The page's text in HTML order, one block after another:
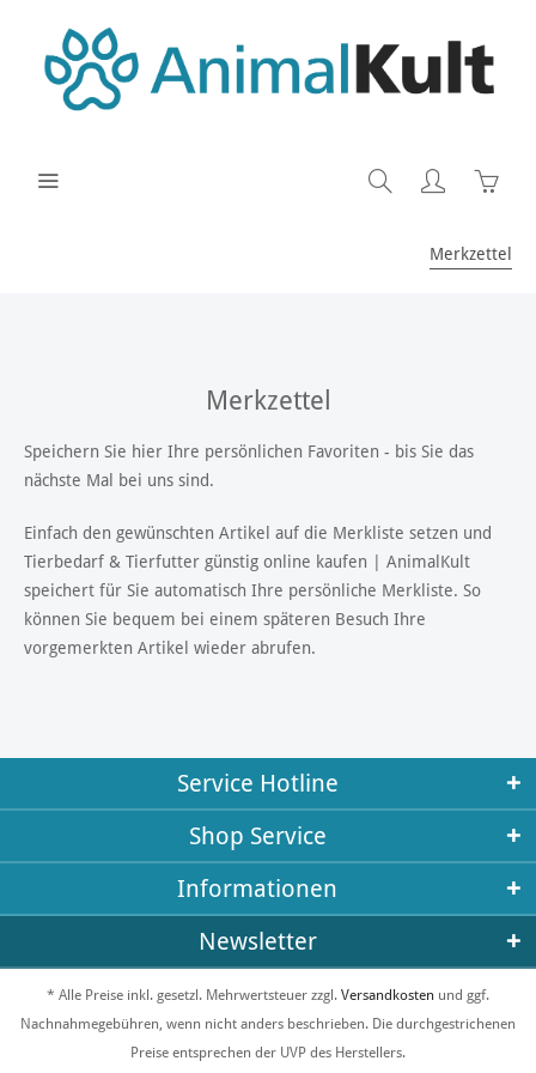
Merkzettel
Merkzettel
Speichern Sie hier Ihre persönlichen Favoriten - bis Sie das
nächste Mal bei uns sind.
Einfach den gewünschten Artikel auf die Merkliste setzen und
Tierbedarf & Tierfutter günstig online kaufen | AnimalKult
speichert für Sie automatisch Ihre persönliche Merkliste. So
können Sie bequem bei einem späteren Besuch Ihre
vorgemerkten Artikel wieder abrufen.
Service Hotline
Shop Service
Informationen
Newsletter
* Alle Preise inkl. gesetzl. Mehrwertsteuer zzgl. Versandkosten und ggf.
Nachnahmegebühren, wenn nicht anders beschrieben. Die durchgestrichenen
Preise entsprechen der UVP des Herstellers.